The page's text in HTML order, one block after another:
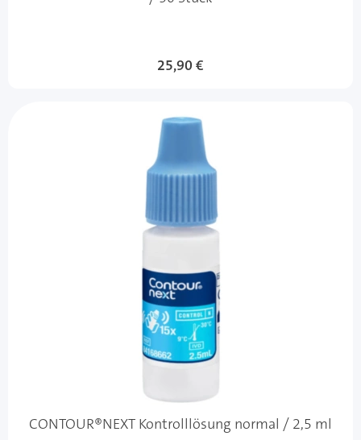
25,90 €
CONTOUR®NEXT Kontrolllösung normal / 2,5 ml